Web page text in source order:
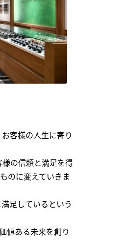
客様の人生に寄り
の信頼と満足を得
のに変えていきま
足しているという
値ある未来を創り